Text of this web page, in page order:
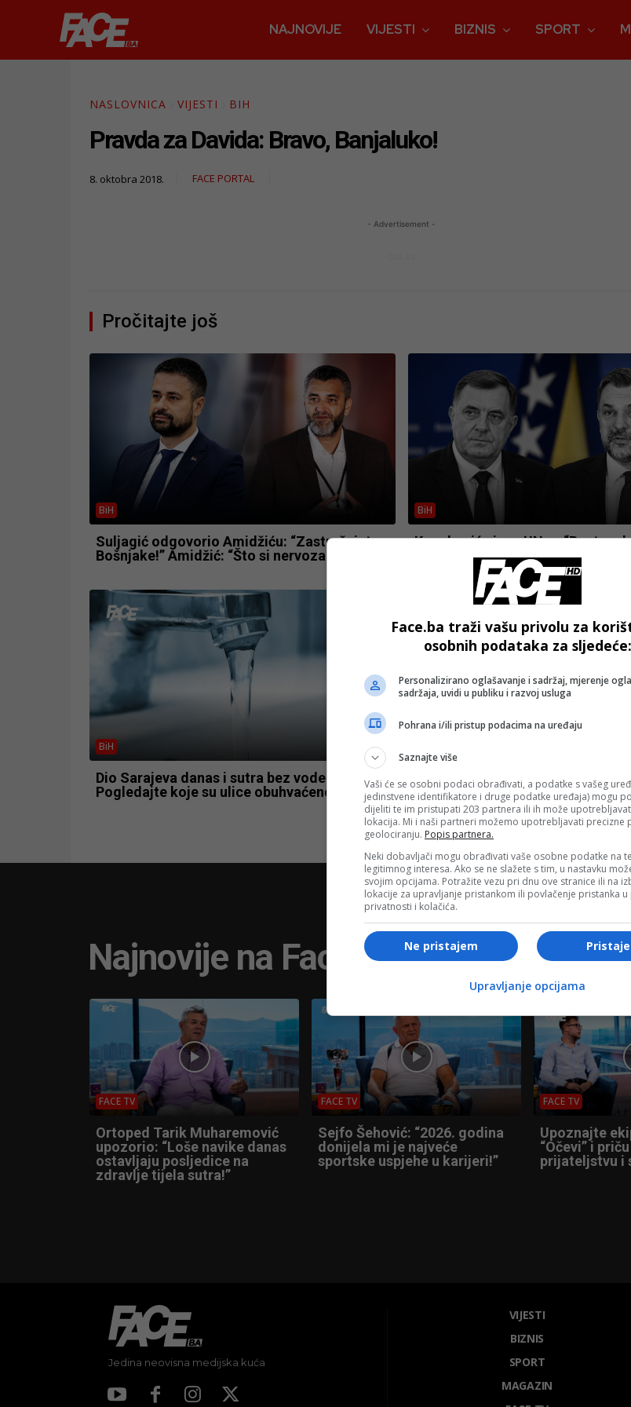
NAJNOVIJE VIJESTI BIZNIS SPORT
NASLOVNICA VIJESTI BIH
Pravda za Davida: Bravo, Banjaluko!
8. oktobra 2018. FACE PORTAL
- Advertisement -
Pročitajte još
BiH
Suljagić odgovorio Amidžiću: “Zastrašujete
Bošnjake!” Amidžić: “Što si nervozan?”
BiH
Konaković pisao UN-u:
uposlenika MC ‘Srebrenica’
njihovog izvještaja”
BiH
Dio Sarajeva danas i sutra bez vode:
Pogledajte koje su ulice obuhvaćene
Upozorenje na opasnost od
Blidinju, bit će pojačane patrole
Najnovije na Face TV
FACE TV
Ortoped Tarik Muharemović
upozorio: “Loše navike danas
ostavljaju posljedice na
zdravlje tijela sutra!”
FACE TV
Sejfo Šehović: “2026. godina
donijela mi je najveće
sportske uspjehe u karijeri!”
FACE TV
Upoznajte
“Očevi” i
prijateljstvu i
Jedina neovisna medijska kuća
VIJESTI
BIZNIS
SPORT
MAGAZIN
Face.ba traži vašu privolu za
osobnih podataka za sljedeće:
Personalizirano oglašavanje i sadržaj, mjerenje
sadržaja, uvidi u publiku i razvoj usluga
Pohrana i/ili pristup podacima na uređaju
Saznajte više
Vaši će se osobni podaci obrađivati, a podatke s vašeg
jedinstvene identifikatore i druge podatke uređaja) mogu
dijeliti te im pristupati 203 partnera ili ih može
lokacija. Mi i naši partneri možemo upotrebljavati precizne
geolociranju. Popis partnera.
Neki dobavljači mogu obrađivati vaše osobne podatke na
legitimnog interesa. Ako se ne slažete s tim, u nastavku
svojim opcijama. Potražite vezu pri dnu ove stranice ili na
lokacije za upravljanje pristankom ili povlačenje pristanka u
privatnosti i kolačića.
Ne pristajem
Upravljanje opcijama